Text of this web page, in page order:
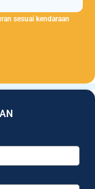
sesuai kendaraan